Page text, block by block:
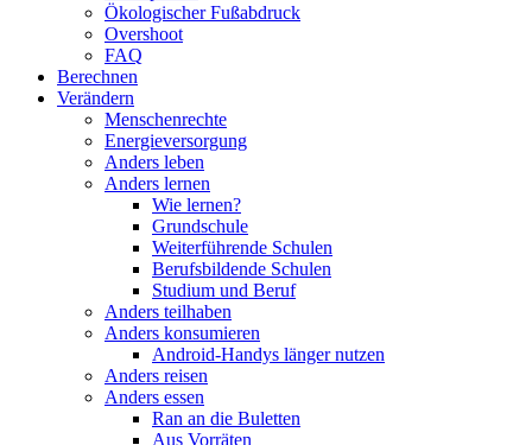
Ökologischer Fußabdruck
Overshoot
FAQ
Berechnen
Verändern
Menschenrechte
Energieversorgung
Anders leben
Anders lernen
Wie lernen?
Grundschule
Weiterführende Schulen
Berufsbildende Schulen
Studium und Beruf
Anders teilhaben
Anders konsumieren
Android-Handys länger nutzen
Anders reisen
Anders essen
Ran an die Buletten
Aus Vorräten